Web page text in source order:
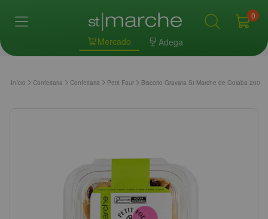
Mercado Adega
0
Início Confeitaria Confeitaria Petit Four Biscoito Gravata St Marche de Goiaba 200g